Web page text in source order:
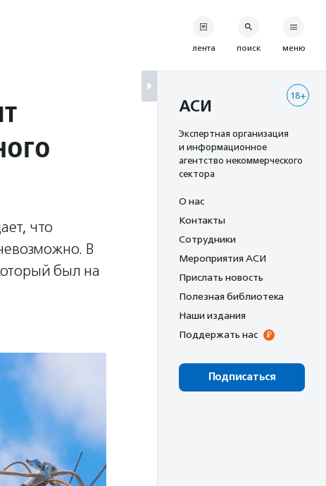
что
В
был на
лента поиск меню
18+
АСИ
Экспертная организация
и информационное
агентство некоммерческого
сектора
О нас
Контакты
Сотрудники
Мероприятия АСИ
Прислать новость
Полезная библиотека
Наши издания
Поддержать нас
Подписаться